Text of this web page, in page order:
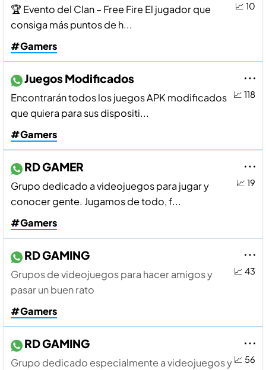
📈 10
🏆 Evento del Clan – Free Fire El jugador que
consiga más puntos de h...
#Gamers
📈 118
Juegos Modificados
Encontrarán todos los juegos APK modificados
que quiera para sus dispositi...
#Gamers
📈 19
RD GAMER
Grupo dedicado a videojuegos para jugar y
conocer gente. Jugamos de todo, f...
#Gamers
📈 43
RD GAMING
Grupos de videojuegos para hacer amigos y
pasar un buen rato
#Gamers
📈 56
RD GAMING
Grupo dedicado especialmente a videojuegos y